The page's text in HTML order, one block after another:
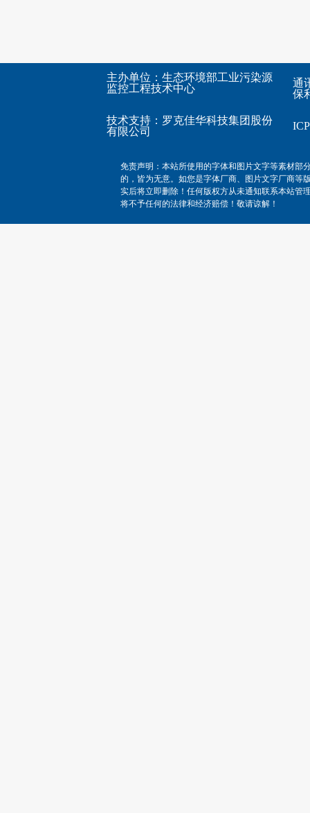
主办单位：生态环境部工业污染源
监控工程技术中心
技术支持： 罗克佳华科技集团股份
有限公司
通
保
免责声明：本站所使用的字体和图片文字等素材部
的，皆为无意。如您是字体厂商、图片文字厂商等
实后将立即删除！任何版权方从未通知联系本站管
将不予任何的法律和经济赔偿！敬请谅解！